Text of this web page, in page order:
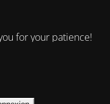
for your patience!